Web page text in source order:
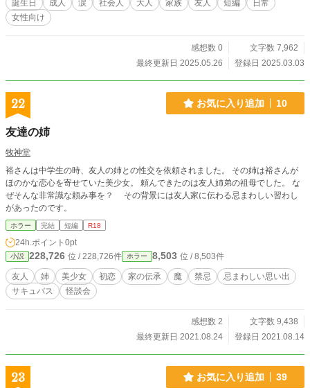
誕生日 成人 涙 社会人 大人 家族 友人 短編
日常
女性向け
感想数 0
文字数 7,962
最終更新日 2025.05.26
登録日 2025.03.03
22 お気に入り追加 10
友達の姉
牧神堂
裕さんは中学生の時、友人の姉との性交を依頼されました。 その姉は裕さんが
ほのかな恋心を寄せていた美少女。 頼んできたのは友人姉弟の祖母でした。 な
ぜそんな非常識な頼み事を？ その背景には友人家に伝わる忌まわしい習わし
があったのです。
ホラー 完結 短編 R18
24h.ポイント 0pt
小説 228,726 位 / 228,726件 ホラー 8,503 位 / 8,503件
友人 姉 美少女 初恋 家の伝承 魔 禁忌
忌まわしい思い出
サキュバス
怪談会
感想数 2
文字数 9,438
最終更新日 2021.08.24
登録日 2021.08.14
23 お気に入り追加 39